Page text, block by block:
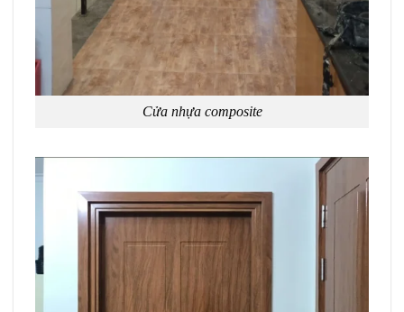
Cửa nhựa composite